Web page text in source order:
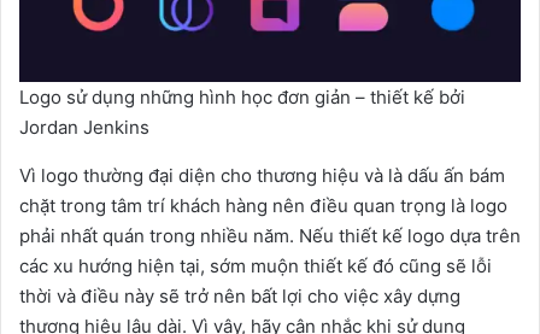
Logo sử dụng những hình học đơn giản – thiết kế bởi
Jordan Jenkins
Vì logo thường đại diện cho thương hiệu và là dấu ấn bám
chặt trong tâm trí khách hàng nên điều quan trọng là logo
phải nhất quán trong nhiều năm. Nếu thiết kế logo dựa trên
các xu hướng hiện tại, sớm muộn thiết kế đó cũng sẽ lỗi
thời và điều này sẽ trở nên bất lợi cho việc xây dựng
thương hiệu lâu dài. Vì vậy, hãy cân nhắc khi sử dụng